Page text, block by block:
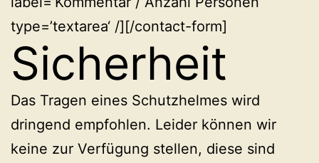
type=’textarea‘ /][/contact-form]
Sicherheit
Das Tragen eines Schutzhelmes wird
dringend empfohlen. Leider können wir
keine zur Verfügung stellen, diese sind